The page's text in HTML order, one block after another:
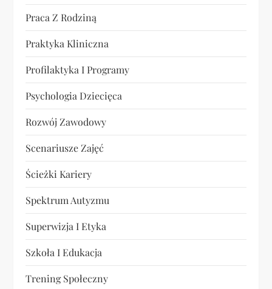
Praca Z Rodziną
Praktyka Kliniczna
Profilaktyka I Programy
Psychologia Dziecięca
Rozwój Zawodowy
Scenariusze Zajęć
Ścieżki Kariery
Spektrum Autyzmu
Superwizja I Etyka
Szkoła I Edukacja
Trening Społeczny